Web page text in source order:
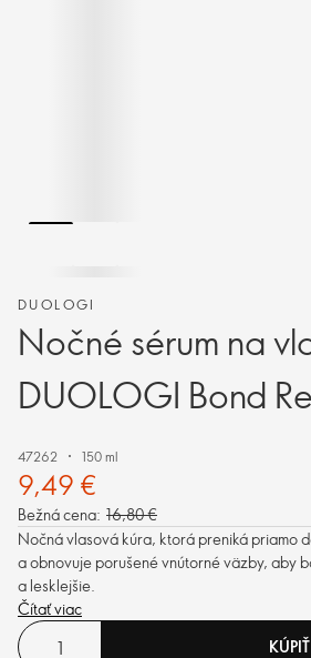
DUOLOGI
Nočné sérum na
DUOLOGI Bond
47262 150 ml
9,49 €
Bežná cena: 16,80 €
Nočná vlasová kúra, ktorá preniká priamo
a obnovuje porušené vnútorné väzby, aby
a lesklejšie.
Čítať viac
KÚPIŤ